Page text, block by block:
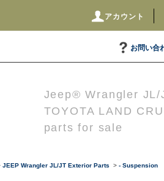
アカウント
お問い合
Jeep® Wrangler JL/
TOYOTA LAND
parts for sale
JEEP Wrangler JL/JT Exterior Parts > - Suspension